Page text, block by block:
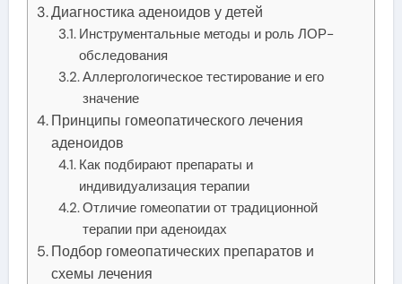
Диагностика аденоидов у детей
Инструментальные методы и роль ЛОР-
обследования
Аллергологическое тестирование и его
значение
Принципы гомеопатического лечения
аденоидов
Как подбирают препараты и
индивидуализация терапии
Отличие гомеопатии от традиционной
терапии при аденоидах
Подбор гомеопатических препаратов и
схемы лечения